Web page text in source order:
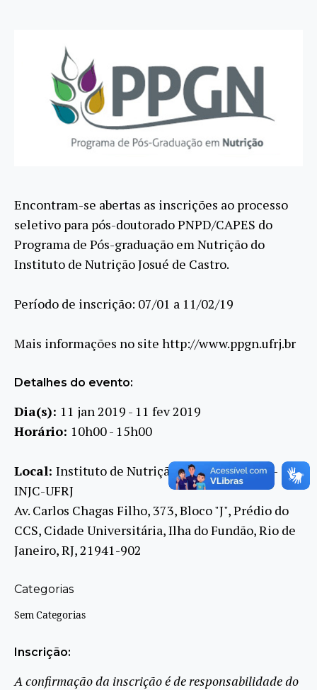
Encontram-se abertas as inscrições ao processo
seletivo para pós-doutorado PNPD/CAPES do
Programa de Pós-graduação em Nutrição do
Instituto de Nutrição Josué de Castro.
Período de inscrição: 07/01 a 11/02/19
Mais informações no site http://www.ppgn.ufrj.br
Detalhes do evento:
Dia(s): 11 jan 2019 - 11 fev 2019
Horário: 10h00 - 15h00
Local: Instituto de Nutrição Josué de Castro –
INJC-UFRJ
Av. Carlos Chagas Filho, 373, Bloco "J", Prédio do
CCS, Cidade Universitária, Ilha do Fundão, Rio de
Janeiro, RJ, 21941-902
Categorias
Sem Categorias
Inscrição:
A confirmação da inscrição é de responsabilidade do